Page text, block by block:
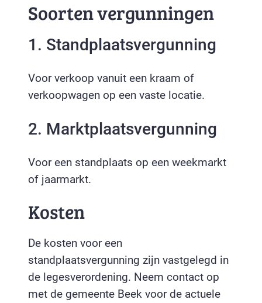
Soorten vergunningen
1. Standplaatsvergunning
Voor verkoop vanuit een kraam of
verkoopwagen op een vaste locatie.
2. Marktplaatsvergunning
Voor een standplaats op een weekmarkt
of jaarmarkt.
Kosten
De kosten voor een
standplaatsvergunning zijn vastgelegd in
de legesverordening. Neem contact op
met de gemeente Beek voor de actuele